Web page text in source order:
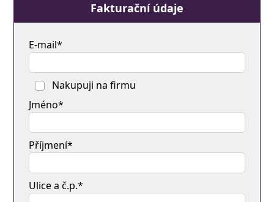
Fakturační údaje
E-mail*
Nakupuji na firmu
Jméno*
Příjmení*
Ulice a č.p.*